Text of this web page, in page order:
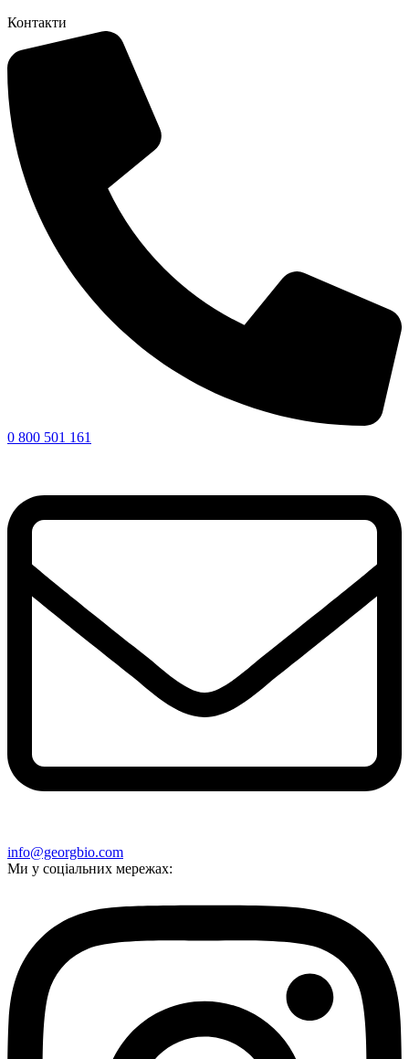
Контакти
0 800 501 161
info@georgbio.com
Ми у соціальних мережах: